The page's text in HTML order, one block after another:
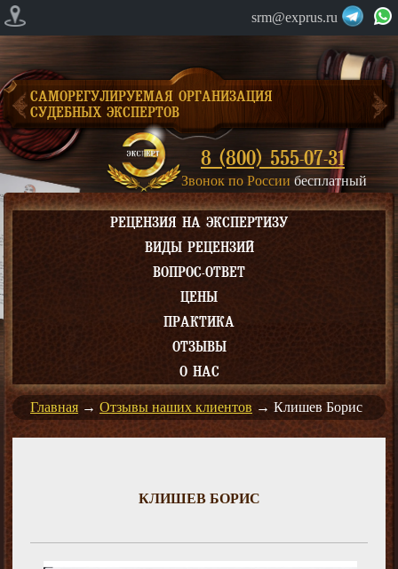
srm@exprus.ru
САМОРЕГУЛИРУЕМАЯ ОРГАНИЗАЦИЯ
СУДЕБНЫХ ЭКСПЕРТОВ
8 (800) 555-07-31
Звонок по России бесплатный
РЕЦЕНЗИЯ НА ЭКСПЕРТИЗУ
ВИДЫ РЕЦЕНЗИЙ
ВОПРОС-ОТВЕТ
ЦЕНЫ
ПРАКТИКА
ОТЗЫВЫ
О НАС
Главная → Отзывы наших клиентов → Клишев Борис
КЛИШЕВ БОРИС